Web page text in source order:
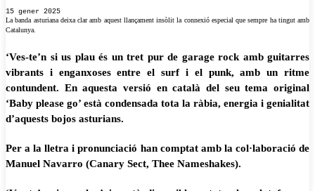
15 gener 2025
La banda asturiana deixa clar amb aquest llançament insòlit la connexió especial que sempre ha tingut amb
Catalunya.
‘Ves-te’n si us plau és un tret pur de garage rock amb guitarres
vibrants i enganxoses entre el surf i el punk, amb un ritme
contundent. En aquesta versió en català del seu tema original
‘Baby please go’ està condensada tota la ràbia, energia i genialitat
d’aquests bojos asturians.
Per a la lletra i pronunciació han comptat amb la col·laboració de
Manuel Navarro (Canary Sect, Thee Nameshakes).